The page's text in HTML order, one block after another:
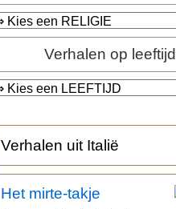
Verhalen op leeftijd
Verhalen uit Italië
Het mirte-takje